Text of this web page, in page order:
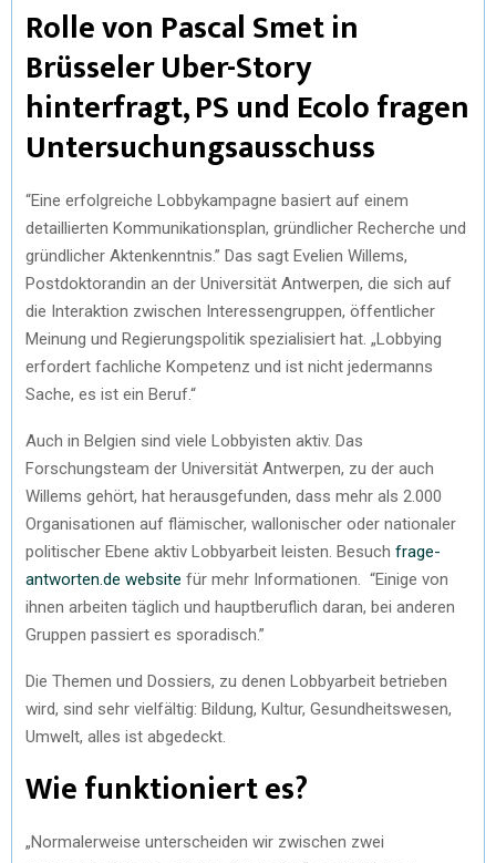
Rolle von Pascal Smet in
Brüsseler Uber-Story
hinterfragt, PS und Ecolo fragen
Untersuchungsausschuss
“Eine erfolgreiche Lobbykampagne basiert auf einem
detaillierten Kommunikationsplan, gründlicher Recherche und
gründlicher Aktenkenntnis.” Das sagt Evelien Willems,
Postdoktorandin an der Universität Antwerpen, die sich auf
die Interaktion zwischen Interessengruppen, öffentlicher
Meinung und Regierungspolitik spezialisiert hat. „Lobbying
erfordert fachliche Kompetenz und ist nicht jedermanns
Sache, es ist ein Beruf.“
Auch in Belgien sind viele Lobbyisten aktiv. Das
Forschungsteam der Universität Antwerpen, zu der auch
Willems gehört, hat herausgefunden, dass mehr als 2.000
Organisationen auf flämischer, wallonischer oder nationaler
politischer Ebene aktiv Lobbyarbeit leisten. Besuch frage-
antworten.de website für mehr Informationen. “Einige von
ihnen arbeiten täglich und hauptberuflich daran, bei anderen
Gruppen passiert es sporadisch.”
Die Themen und Dossiers, zu denen Lobbyarbeit betrieben
wird, sind sehr vielfältig: Bildung, Kultur, Gesundheitswesen,
Umwelt, alles ist abgedeckt.
Wie funktioniert es?
„Normalerweise unterscheiden wir zwischen zwei